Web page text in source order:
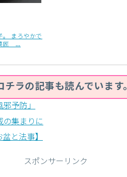
。 まろやかで
菓匠 …
ラの記事も読んでいます。
邪予防」
の集まりに
と法事】
スポンサーリンク